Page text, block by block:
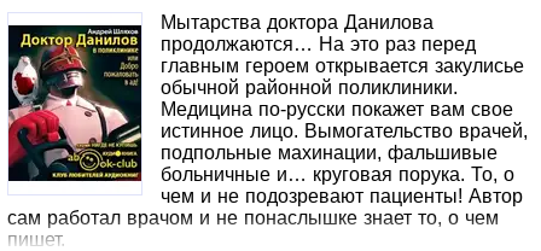
Мытарства доктора Данилова
продолжаются… На это раз перед
главным героем открывается закулисье
обычной районной поликлиники.
Медицина по-русски покажет вам свое
истинное лицо. Вымогательство врачей,
подпольные махинации, фальшивые
больничные и… круговая порука. То, о
чем и не подозревают пациенты! Автор
сам работал врачом и не понаслышке знает то, о чем
пишет.